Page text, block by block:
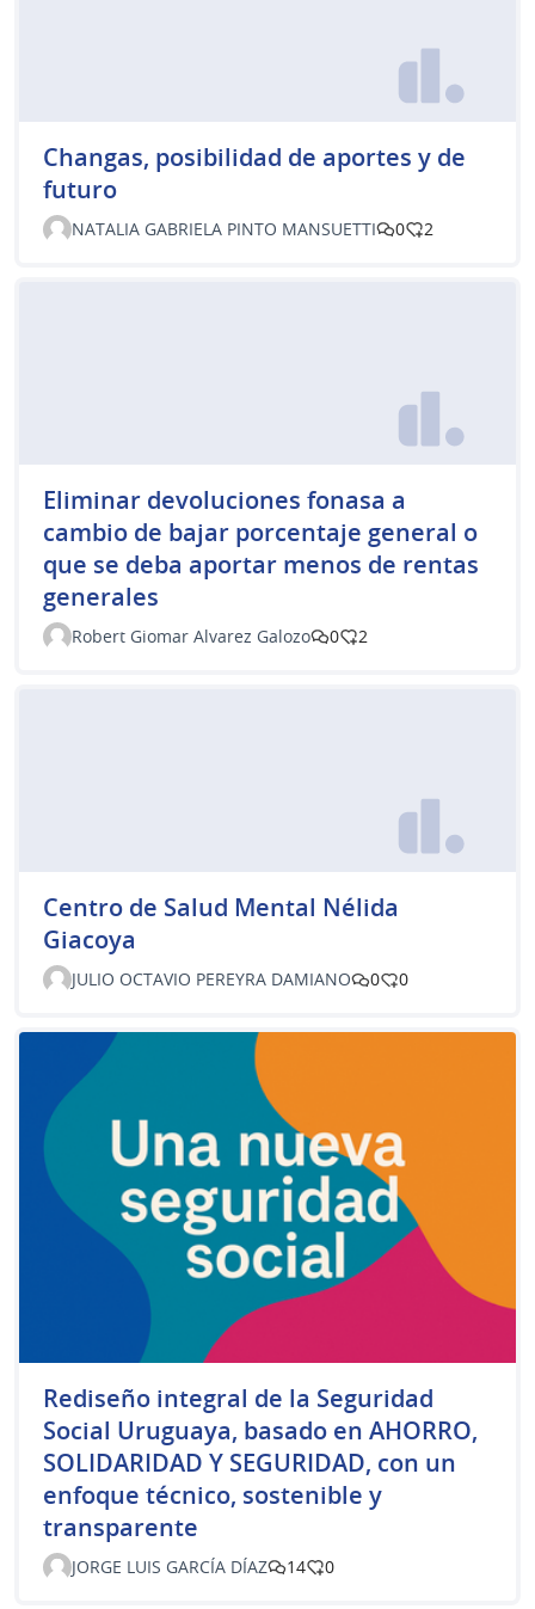
Changas, posibilidad de aportes y de
futuro
NATALIA GABRIELA PINTO MANSUETTI 0 2
Eliminar devoluciones fonasa a
cambio de bajar porcentaje general o
que se deba aportar menos de rentas
generales
Robert Giomar Alvarez Galozo 0 2
Centro de Salud Mental Nélida
Giacoya
JULIO OCTAVIO PEREYRA DAMIANO 0 0
Rediseño integral de la Seguridad
Social Uruguaya, basado en AHORRO,
SOLIDARIDAD Y SEGURIDAD, con un
enfoque técnico, sostenible y
transparente
JORGE LUIS GARCÍA DÍAZ 14 0